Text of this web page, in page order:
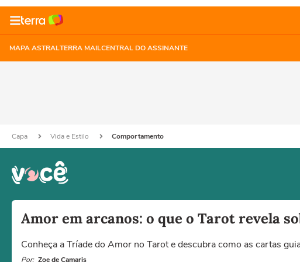
MAPA ASTRALTERRA MAILCENTRAL DO ASSINANTE
Capa Vida e Estilo Comportamento
Amor em arcanos: o que o Tarot revela
Conheça a Tríade do Amor no Tarot e descubra como as cartas
Por: Zoe de Camaris